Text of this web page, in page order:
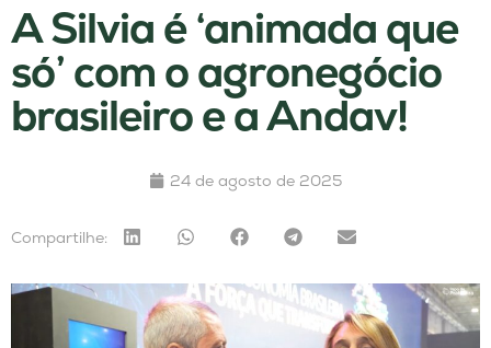
A Silvia é ‘animada que
só’ com o agronegócio
brasileiro e a Andav!
24 de agosto de 2025
Compartilhe: